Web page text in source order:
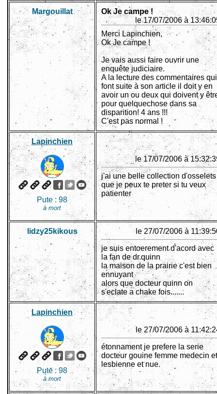
Margouillat
Ok Je campe !
le 17/07/2006 à
Merci Lapinchien,
Ok Je campe !
Je vais aussi faire ouvrir une
enquête judiciaire.
A la lecture des commentaires qui
font suite à son article il doit y en
avoir un ou deux qui doivent y
pour quelquechose dans sa
disparition! 4 ans !!!
C'est pas normal !
Lapinchien
Pute : 98
à mort
le 17/07/2006 à
j'ai une belle collection d'osselets
que je peux te preter si tu veux
patienter
lidzy25kikous le 27/07/2006 à
je suis entoerement d'acord avec
la fan de dr.quinn
la maison de la prairie c'est bien
ennuyant
alors que docteur quinn on
s'eclate a chake fois.......
Lapinchien
Pute : 98
à mort
le 27/07/2006 à
étonnament je prefere la serie
docteur gouine femme medecin et
lesbienne et nue.